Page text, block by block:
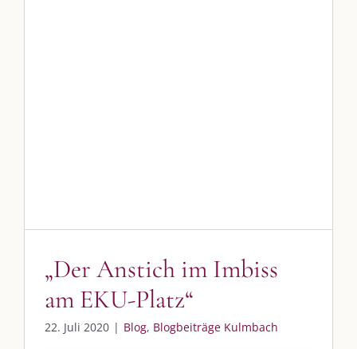
„Der Anstich im Imbiss
am EKU-Platz“
22. Juli 2020 | Blog, Blogbeiträge Kulmbach